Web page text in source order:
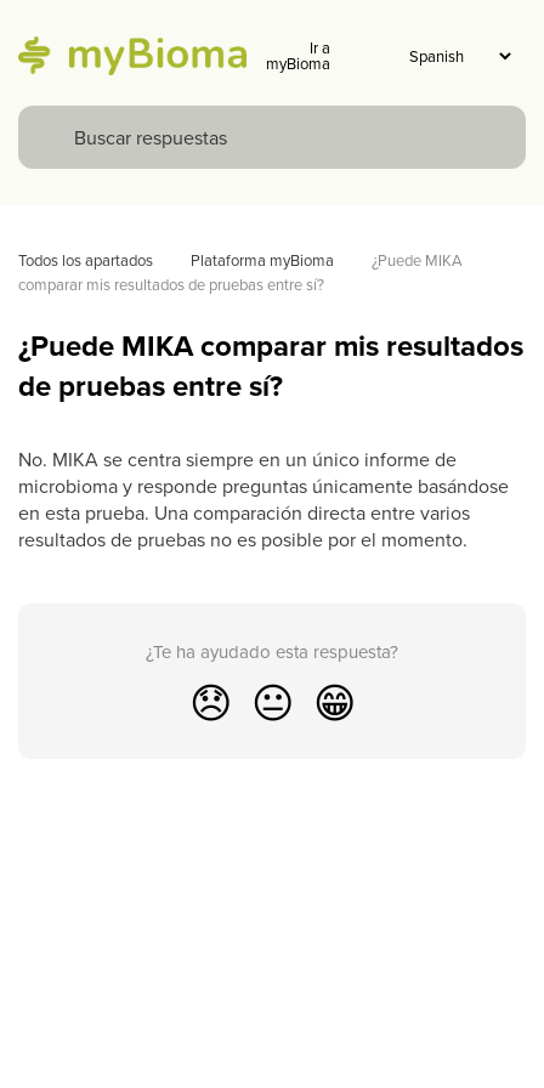
Ir a
myBioma
Todos los apartados Plataforma myBioma
¿Puede MIKA
comparar mis resultados de pruebas entre sí?
¿Puede MIKA comparar mis resultados
de pruebas entre sí?
No. MIKA se centra siempre en un único informe de
microbioma y responde preguntas únicamente basándose
en esta prueba. Una comparación directa entre varios
resultados de pruebas no es posible por el momento.
¿Te ha ayudado esta respuesta?
😞 😐 😁